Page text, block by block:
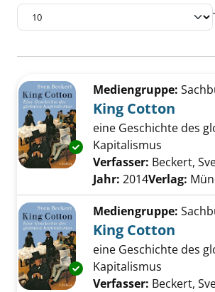
Zu den Suchfiltern springen
Exemplar-Details von
Mediengruppe:
King Cotton
eine Geschichte des
Kapitalismus
Verfasser: Beckert,
Jahr: 2014Verlag:
Exemplar-Details von
Mediengruppe:
King Cotton
eine Geschichte des
Kapitalismus
Verfasser: Beckert,